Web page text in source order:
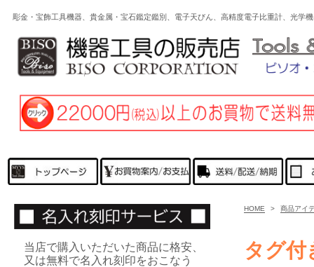
彫金・宝飾工具機器、貴金属・宝石鑑定鑑別、電子天びん、高精度電子比重計、光
HOME > 商品アイ
タグ付
当店で購入いただいた商品に格安、
又は無料で名入れ刻印をおこなう